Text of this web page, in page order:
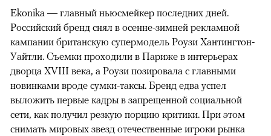
Ekonika — главный ньюсмейкер последних дней.
Российский бренд снял в осенне-зимней рекламной
кампании британскую супермодель Роузи Хантингтон-
Уайтли. Cъемки проходили в Париже в интерьерах
дворца XVIII века, а Роузи позировала с главными
новинками вроде сумки-таксы. Бренд едва успел
выложить первые кадры в запрещенной социальной
сети, как получил резкую порцию критики. При этом
снимать мировых звезд отечественные игроки рынка